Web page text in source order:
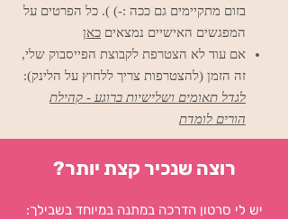
בזום מתקיימים גם ככה :-) ). כל הפרטים על
המפגשים האישיים נמצאים כאן
אם עוד לא הצטרפת לקבוצת הפייסבוק שלי,
זה הזמן (להצטרפות צריך ללחוץ על הלינק):
לגדל תאומים ושלישיות ברוגע - קהילת
הורים לומדת
רוצה שנכיר קצת יותר?
יש לי סרטון הדרכה במתנה במיוחד בשבילך: